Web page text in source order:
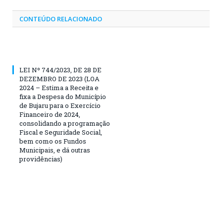
CONTEÚDO RELACIONADO
LEI Nº 744/2023, DE 28 DE
DEZEMBRO DE 2023 (LOA
2024 – Estima a Receita e
fixa a Despesa do Município
de Bujaru para o Exercício
Financeiro de 2024,
consolidando a programação
Fiscal e Seguridade Social,
bem como os Fundos
Municipais, e dá outras
providências)